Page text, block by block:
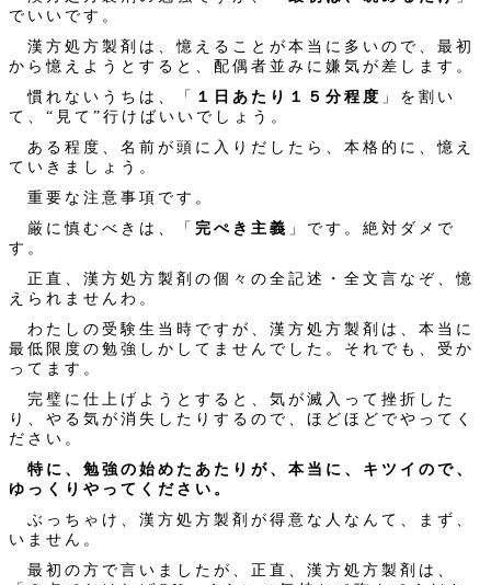
でいいです。
漢方処方製剤は、憶えることが本当に多いので、最初
から憶えようとすると、配偶者並みに嫌気が差します。
慣れないうちは、「 １日あたり１５分程度 」を割い
て、“見て”行けばいいでしょう。
ある程度、名前が頭に入りだしたら、本格的に、憶え
ていきましょう。
重要な注意事項です。
厳に慎むべきは、「 完ぺき主義 」です。絶対ダメで
す。
正直、漢方処方製剤の個々の全記述・全文言なぞ、憶
えられませんわ。
わたしの受験生当時ですが、漢方処方製剤は、本当に
最低限度の勉強しかしてませんでした。それでも、受か
ってます。
完璧に仕上げようとすると、気が滅入って挫折した
り、やる気が消失したりするので、ほどほどでやってく
ださい。
特に、勉強の始めたあたりが、本当に、キツイので、
ゆっくりやってください。
ぶっちゃけ、漢方処方製剤が得意な人なんて、まず、
いません。
最初の方で言いましたが、正直、漢方処方製剤は、